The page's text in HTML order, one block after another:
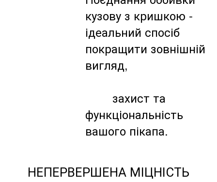
кузову з кришкою -
ідеальний спосіб
покращити зовнішній
вигляд,
захист та
функціональність
вашого пікапа.
НЕПЕРВЕРШЕНА МІЦНІСТЬ